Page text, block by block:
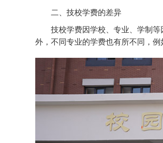
二、技校学费的差异
技校学费因学校、专业、学制
外，不同专业的学费也有所不同，